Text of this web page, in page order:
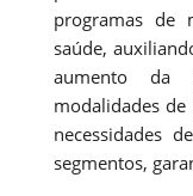
programas de
saúde,
aumento da
modalidades
necessidades
segmentos,